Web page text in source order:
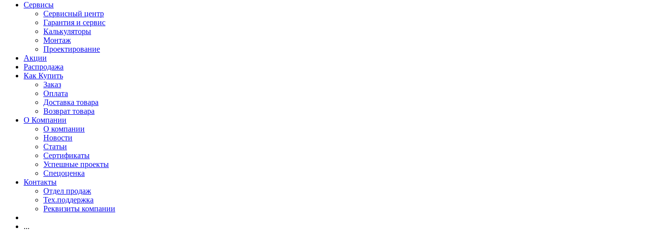
Сервисы
Сервисный центр
Гарантия и сервис
Калькуляторы
Монтаж
Проектирование
Акции
Распродажа
Как Купить
Заказ
Оплата
Доставка товара
Возврат товара
О Компании
О компании
Новости
Статьи
Сертификаты
Успешные проекты
Спецоценка
Контакты
Отдел продаж
Тех.поддержка
Реквизиты компании
...